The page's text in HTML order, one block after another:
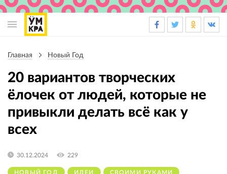
навигация
навигации
Главная Новый Год
20 вариантов творческих
ёлочек от людей, которые не
привыкли делать всё как у
всех
НОВЫЙ ГОД ИДЕИ СВОИМИ РУКАМИ
30.12.2024 229